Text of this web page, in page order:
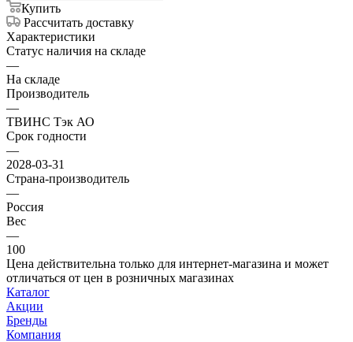
Купить
Рассчитать доставку
Характеристики
Статус наличия на складе
—
На складе
Производитель
—
ТВИНС Тэк АО
Срок годности
—
2028-03-31
Страна-производитель
—
Россия
Вес
—
100
Цена действительна только для интернет-магазина и может
отличаться от цен в розничных магазинах
Каталог
Акции
Бренды
Компания